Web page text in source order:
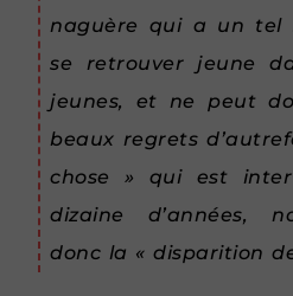
naguère qui a un tel
se retrouver jeune
jeunes, et ne peut
beaux regrets
chose » qui est
dizaine d’années,
donc la « disparition